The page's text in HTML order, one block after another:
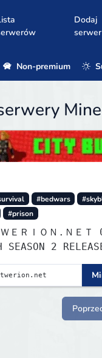
Dodaj
serwer
Non-premium
#bedwars
#prison
2